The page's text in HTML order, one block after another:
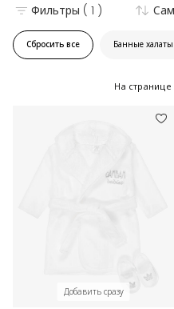
Сбросить все Банные халаты
Фильтры ( 1 )
На странице
Добавить сразу